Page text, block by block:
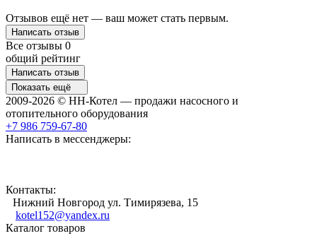
Отзывов ещё нет — ваш может стать первым.
Написать отзыв
Все отзывы 0
общий рейтинг
Написать отзыв
Показать ещё
2009-2026 © НН-Котел — продажи насосного и
отопительного оборудования
+7 986 759-67-80
Написать в мессенджеры:
Контакты:
Нижний Новгород ул. Тимирязева, 15
kotel152@yandex.ru
Каталог товаров